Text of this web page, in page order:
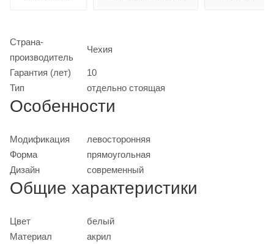
Страна-
производитель
Чехия
Гарантия (лет)
10
Тип
отдельно стоящая
Особенности
Модификация
левосторонняя
Форма
прямоугольная
Дизайн
современный
Общие характеристики
Цвет
белый
Материал
акрил